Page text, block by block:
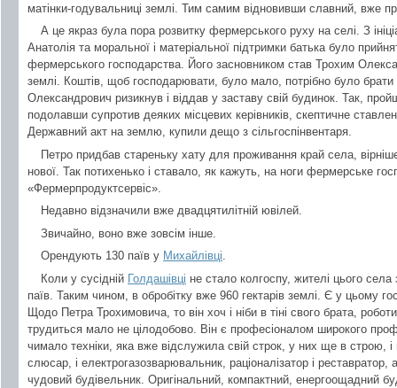
матінки-годувальниці землі. Тим самим відновивши славний, вже
А це якраз була пора розвитку фермерського руху на селі. З
Анатолія та моральної і матеріальної підтримки батька було
фермерського господарства. Його засновником став Трохим
землі. Коштів, щоб господарювати, було мало, потрібно було
Олександрович ризикнув і віддав у заставу свій будинок. Так,
подолавши супротив деяких місцевих керівників, скептичне
Державний акт на землю, купили дещо з сільгоспінвентаря.
Петро придбав стареньку хату для проживання край села,
нової. Так потихенько і ставало, як кажуть, на ноги фермерське
«Фермерпродуктсервіс».
Недавно відзначили вже двадцятилітній ювілей.
Звичайно, воно вже зовсім інше.
Орендують 130 паїв у Михайлівці.
Коли у сусідній Голдашівці не стало колгоспу, жителі цього
паїв. Таким чином, в обробітку вже 960 гектарів землі. Є у цьому
Щодо Петра Трохимовича, то він хоч і ніби в тіні свого брата,
трудиться мало не цілодобово. Він є професіоналом широкого
чимало техніки, яка вже відслужила свій строк, у них ще в строю, і
слюсар, і електрогазозварювальник, раціоналізатор і реставратор,
чудовий будівельник. Оригінальний, компактний, енергоощадний